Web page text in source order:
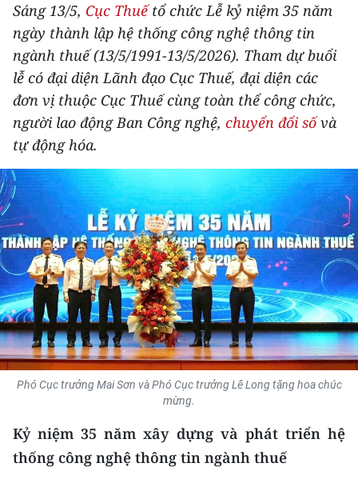
PHÁP LUẬT
DU LỊCH
THẾ GIỚI
THỂ THAO
GIÁO DỤC
Y TẾ
KHOA HỌC - CÔNG NGHỆ
MÔI TRƯỜNG
BẠN ĐỌC
KIỂM CHỨNG THÔNG TIN
54 DÂN TỘC VIỆT NAM
Sáng 13/5, Cục Thuếtổ chức Lễ kỷ niệm 35 năm
ngày thành lập hệ thống công nghệ thông tin
ngành thuế (13/5/1991-13/5/2026). Tham dự buổi
lễ có đại diện Lãnh đạo Cục Thuế, đại diện các
đơn vị thuộc Cục Thuế cùng toàn thể công chức,
người lao động Ban Công nghệ, chuyển đổi sốvà
tự động hóa.
Phó Cục trưởng Mai Sơn và Phó Cục trưởng Lê Long tặng hoa chúc
mừng.
Kỷ niệm 35 năm xây dựng và phát triển hệ
thống công nghệ thông tin ngành thuế